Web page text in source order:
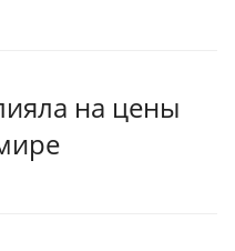
на цены